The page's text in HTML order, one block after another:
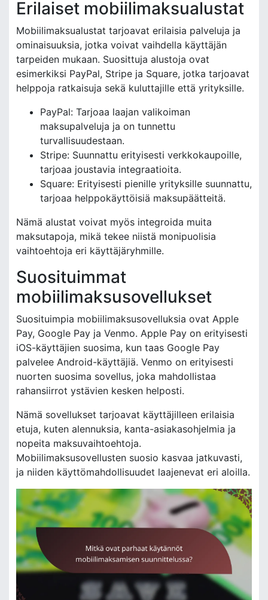
Erilaiset mobiilimaksualustat
Mobiilimaksualustat tarjoavat erilaisia palveluja ja
ominaisuuksia, jotka voivat vaihdella käyttäjän
tarpeiden mukaan. Suosittuja alustoja ovat
esimerkiksi PayPal, Stripe ja Square, jotka tarjoavat
helppoja ratkaisuja sekä kuluttajille että yrityksille.
PayPal: Tarjoaa laajan valikoiman
maksupalveluja ja on tunnettu
turvallisuudestaan.
Stripe: Suunnattu erityisesti verkkokaupoille,
tarjoaa joustavia integraatioita.
Square: Erityisesti pienille yrityksille suunnattu,
tarjoaa helppokäyttöisiä maksupäätteitä.
Nämä alustat voivat myös integroida muita
maksutapoja, mikä tekee niistä monipuolisia
vaihtoehtoja eri käyttäjäryhmille.
Suosituimmat
mobiilimaksusovellukset
Suosituimpia mobiilimaksusovelluksia ovat Apple
Pay, Google Pay ja Venmo. Apple Pay on erityisesti
iOS-käyttäjien suosima, kun taas Google Pay
palvelee Android-käyttäjiä. Venmo on erityisesti
nuorten suosima sovellus, joka mahdollistaa
rahansiirrot ystävien kesken helposti.
Nämä sovellukset tarjoavat käyttäjilleen erilaisia
etuja, kuten alennuksia, kanta-asiakasohjelmia ja
nopeita maksuvaihtoehtoja.
Mobiilimaksusovellusten suosio kasvaa jatkuvasti,
ja niiden käyttömahdollisuudet laajenevat eri aloilla.